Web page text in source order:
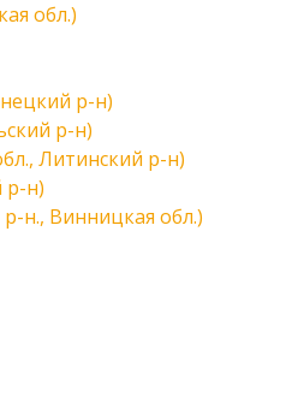
обл.)
р-н)
р-н)
Литинский р-н)
р-н)
н., Винницкая обл.)